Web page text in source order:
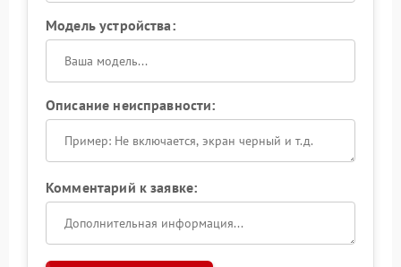
Модель устройства:
Описание неисправности:
Комментарий к заявке: